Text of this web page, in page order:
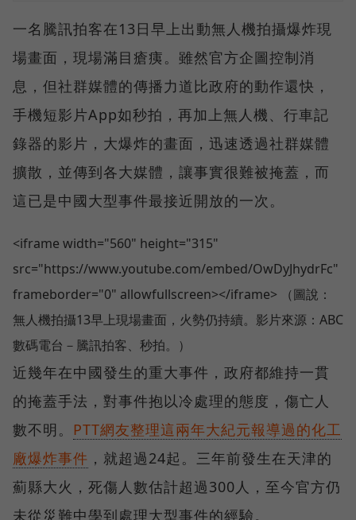
一名騰訊拍客在13日早上出動無人機拍攝爆炸現
場畫面，現場滿目瘡痍。雖然官方企圖控制消
息，但社群媒體的傳播力道比政府的動作還快，
手機短影片App如秒拍，再加上無人機、行車記
錄器的影片，大爆炸的畫面，迅速透過社群媒體
擴散，並傳到各大媒體，讓事實很難被掩蓋，而
這已是中國大型事件最接近開放的一次。
<iframe width="560" height="315"
src="https://www.youtube.com/embed/OwDyJhydrFc"
frameborder="0" allowfullscreen></iframe> （圖說：
無人機拍攝13早上現場畫面，火勢仍持續。影片來源：ABC
數碼電台－騰訊拍客、秒拍。）
近幾年在中國發生的重大事件，政府都維持一貫
的掩蓋手法，對事件抱以冷處理的態度，傷亡人
數不明。 PTT網友整理這兩年大紀元報導過的化工
廠爆炸事件 ，就超過24起。三年前發生在天津的
薊縣大火，死傷人數估計超過300人，至今官方仍
未從災難中學到處理大型事件的經驗。